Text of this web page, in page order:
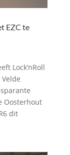
EZC te
Lock’nRoll
Oosterhout
dit